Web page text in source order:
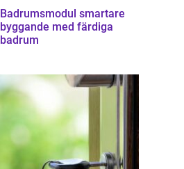
Badrumsmodul smartare
byggande med färdiga
badrum